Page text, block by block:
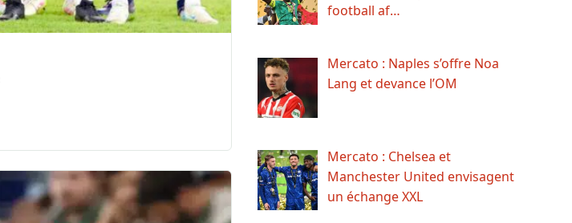
football af…
Mercato : Naples s’offre Noa
Lang et devance l’OM
Mercato : Chelsea et
Manchester United envisagent
un échange XXL